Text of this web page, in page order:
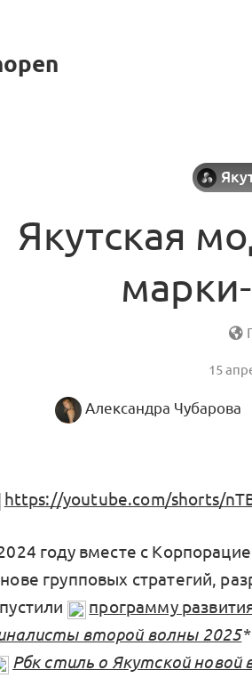
Якутская
15
Александра Чубарова
https://youtube.com/shorts/
году вместе с
групповых стратегий,
программу
второй волны 2025*
Рбк стиль о Якутской новой